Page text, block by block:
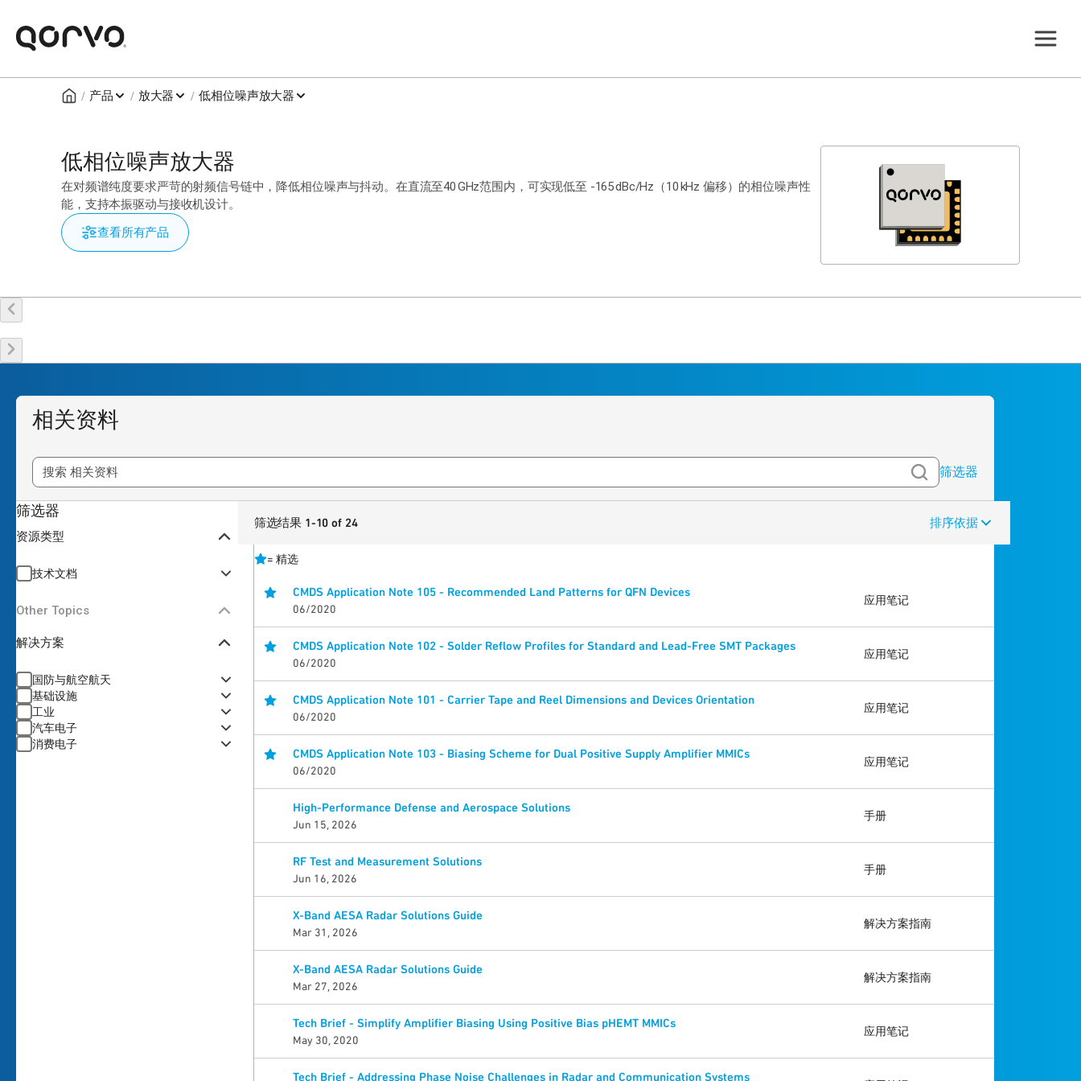
/ 产品 / 放大器 / 低相位噪声放大器
低相位噪声放大器
在对频谱纯度要求严苛的射频信号链中，降低相位噪声与抖动。在直流至40 GHz范围内，可实现低至 -165 dBc/Hz（10 kHz 偏移）的相位噪声性
能，支持本振驱动与接收机设计。
查看所有产品
相关资料
筛选器
筛选器
资源类型
技术文档
Other Topics
解决方案
国防与航空航天
基础设施
工业
汽车电子
消费电子
筛选结果 1-10 of 24 排序依据
= 精选
CMDS Application Note 105 - Recommended Land Patterns for QFN Devices
06/2020
应用笔记
CMDS Application Note 102 - Solder Reflow Profiles for Standard and Lead-Free SMT Packages
06/2020
应用笔记
CMDS Application Note 101 - Carrier Tape and Reel Dimensions and Devices Orientation
06/2020
应用笔记
CMDS Application Note 103 - Biasing Scheme for Dual Positive Supply Amplifier MMICs
06/2020
应用笔记
High-Performance Defense and Aerospace Solutions
Jun 15, 2026
手册
RF Test and Measurement Solutions
Jun 16, 2026
手册
X-Band AESA Radar Solutions Guide
Mar 31, 2026
解决方案指南
X-Band AESA Radar Solutions Guide
Mar 27, 2026
解决方案指南
Tech Brief - Simplify Amplifier Biasing Using Positive Bias pHEMT MMICs
May 30, 2020
应用笔记
Tech Brief - Addressing Phase Noise Challenges in Radar and Communication Systems